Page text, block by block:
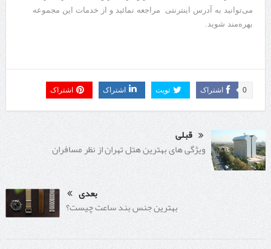
می‌توانید به آدرس اینترنتی مراجعه نمائید و از خدمات این مجموعه
بهره‌مند شوید.
اشتراک 0 تویت اشتراک اشتراک
قبلی
ویژگی های بهترین هتل تهران از نظر مسافران
بعدی
بهترین جنس بند ساعت چیست؟